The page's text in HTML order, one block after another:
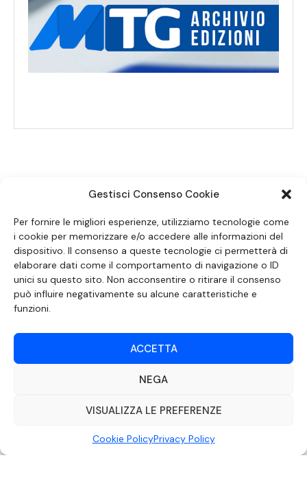
Gestisci Consenso Cookie
Per fornire le migliori esperienze, utilizziamo tecnologie come
i cookie per memorizzare e/o accedere alle informazioni del
dispositivo. Il consenso a queste tecnologie ci permetterà di
elaborare dati come il comportamento di navigazione o ID
unici su questo sito. Non acconsentire o ritirare il consenso
può influire negativamente su alcune caratteristiche e
funzioni.
ACCETTA
NEGA
VISUALIZZA LE PREFERENZE
Cookie PolicyPrivacy Policy
SEGUICI SUI SOCIAL
DOCUMENTO REDATTO AI SENSI DELL’ART. 6 DEL DECRETO DEL MINISTRO
AUTOREGOLAMENTAZIONE IN MATERIA DI ATTUAZIONE DEL PRINCIPIO DEL
©2022 Video Mediterraneo – Realizzato da
Tutti i diritti riservati |